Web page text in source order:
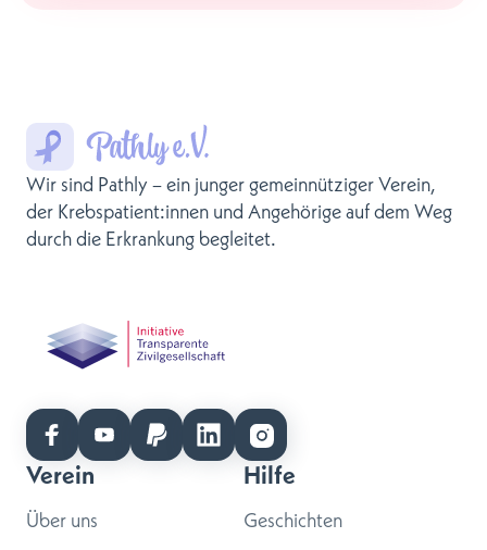
Wir sind Pathly – ein junger gemeinnütziger Verein,
der Krebspatient:innen und Angehörige auf dem Weg
durch die Erkrankung begleitet.
Verein
Über uns
Hilfe
Geschichten